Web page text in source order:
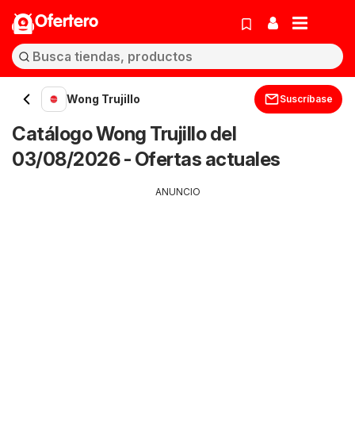
Ofertero
Wong Trujillo Suscríbase
Catálogo Wong Trujillo del
03/08/2026 - Ofertas actuales
ANUNCIO